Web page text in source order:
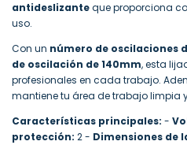
antideslizanteque proporciona
uso.
Con un número de oscilaciones
de oscilación de 140mm, esta
profesionales en cada trabajo.
mantiene tu área de trabajo limpia
Características principales: -
protección: 2 - Dimensiones de